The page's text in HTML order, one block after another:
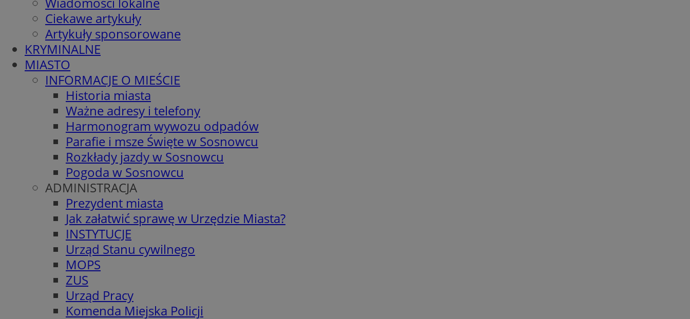
Ciekawe artykuły
Artykuły sponsorowane
KRYMINALNE
MIASTO
INFORMACJE O MIEŚCIE
Historia miasta
Ważne adresy i telefony
Harmonogram wywozu odpadów
Parafie i msze Święte w Sosnowcu
Rozkłady jazdy w Sosnowcu
Pogoda w Sosnowcu
ADMINISTRACJA
Prezydent miasta
Jak załatwić sprawę w Urzędzie Miasta?
INSTYTUCJE
Urząd Stanu cywilnego
MOPS
ZUS
Urząd Pracy
Komenda Miejska Policji